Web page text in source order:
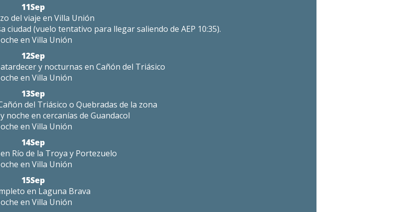
11Sep
del viaje en Villa Unión
ciudad (vuelo tentativo para llegar saliendo de AEP 10:35).
en Villa Unión
12Sep
y nocturnas en Cañón del Triásico
en Villa Unión
13Sep
del Triásico o Quebradas de la zona
noche en cercanías de Guandacol
en Villa Unión
14Sep
Río de la Troya y Portezuelo
en Villa Unión
15Sep
en Laguna Brava
en Villa Unión